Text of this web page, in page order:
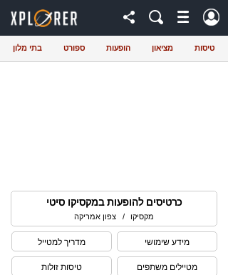
טיסות מציאון הופעות ספורט בתי מלון
כרטיסים להופעות במקסיקו סיטי
מקסיקו / צפון אמריקה
מידע שימושי מדריך למטייל
מטיילים משתפים טיסות זולות